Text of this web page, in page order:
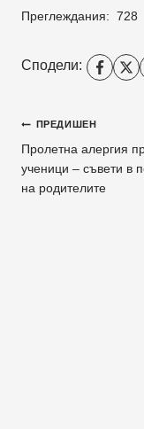
Преглеждания: 728
Сподели:
Навигация
ПРЕДИШЕН
Пролетна алергия
ученици – съвети в
на родителите